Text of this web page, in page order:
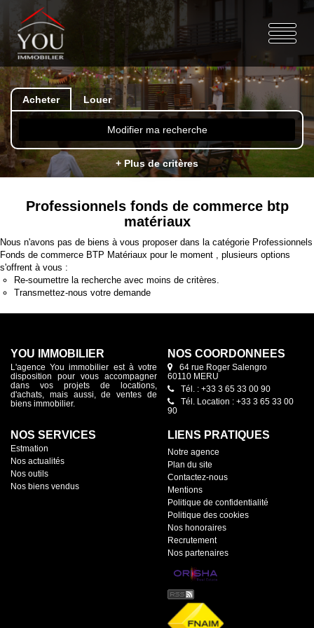
Acheter Louer
Modifier ma recherche
+ Plus de critères
Professionnels fonds de commerce btp
matériaux
Nous n'avons pas de biens à vous proposer dans la catégorie Professionnels
Fonds de commerce BTP Matériaux pour le moment , plusieurs options
s'offrent à vous :
Re-soumettre la recherche avec moins de critères.
Transmettez-nous votre demande
YOU IMMOBILIER
L'agence You immobilier est à votre
disposition pour vous accompagner
dans vos projets de locations,
d'achats, mais aussi, de ventes de
biens immobilier.
NOS COORDONNÉES
64 rue Roger Salengro
60110 MERU
Tél. : +33 3 65 33 00 90
Tél. Location : +33 3 65 33 00
90
NOS SERVICES
Estmation
Nos actualités
Nos outils
Nos biens vendus
LIENS PRATIQUES
Notre agence
Plan du site
Contactez-nous
Mentions
Politique de confidentialité
Politique des cookies
Nos honoraires
Recrutement
Nos partenaires